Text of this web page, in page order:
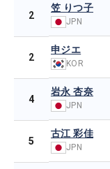
2
笠 りつ子
JPN
2
申ジエ
KOR
4
岩永 杏奈
JPN
5
古江 彩佳
JPN